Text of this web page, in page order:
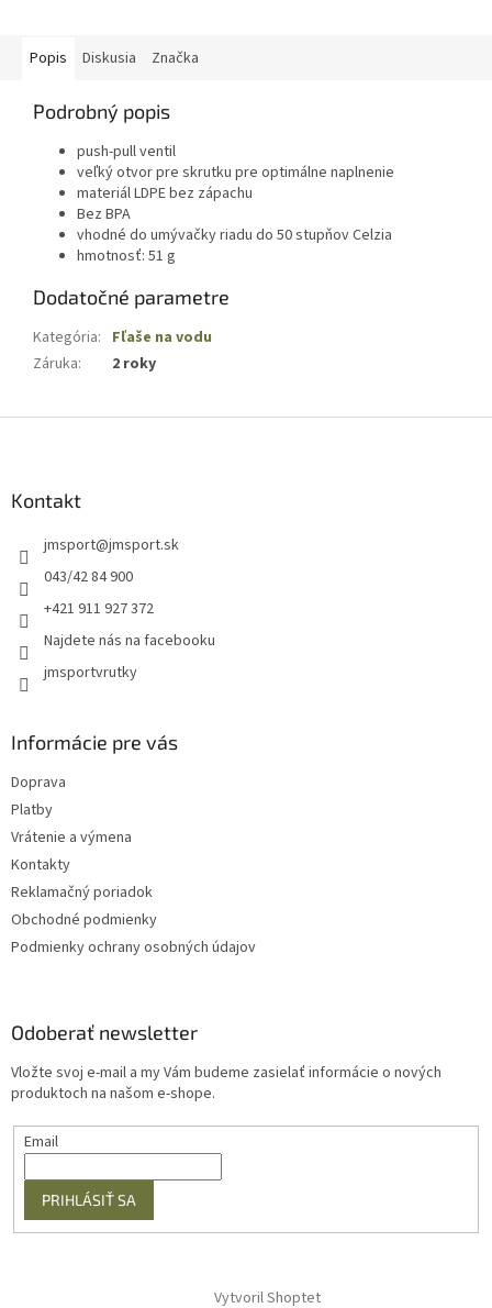
Popis Diskusia Značka
Podrobný popis
push-pull ventil
veľký otvor pre skrutku pre optimálne naplnenie
materiál LDPE bez zápachu
Bez BPA
vhodné do umývačky riadu do 50 stupňov Celzia
hmotnosť: 51 g
Dodatočné parametre
Kategória: Fľaše na vodu
Záruka: 2 roky
Kontakt
jmsport@jmsport.sk
043/42 84 900
+421 911 927 372
Najdete nás na facebooku
jmsportvrutky
Informácie pre vás
Doprava
Platby
Vrátenie a výmena
Kontakty
Reklamačný poriadok
Obchodné podmienky
Podmienky ochrany osobných údajov
Odoberať newsletter
Vložte svoj e-mail a my Vám budeme zasielať informácie o nových
produktoch na našom e-shope.
Email
PRIHLÁSIŤ SA
Vytvoril Shoptet